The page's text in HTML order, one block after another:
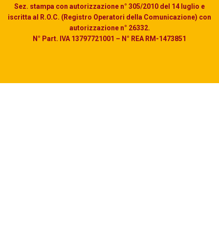
Sez. stampa con autorizzazione n° 305/2010 del 14 luglio e
iscritta al R.O.C. (Registro Operatori della Comunicazione) con
autorizzazione n° 26332.
N° Part. IVA 13797721001 – N° REA RM-1473851